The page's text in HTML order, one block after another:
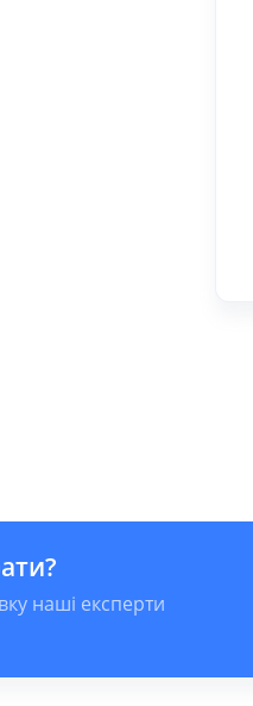
наші експерти